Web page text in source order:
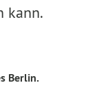
kann.
Berlin.